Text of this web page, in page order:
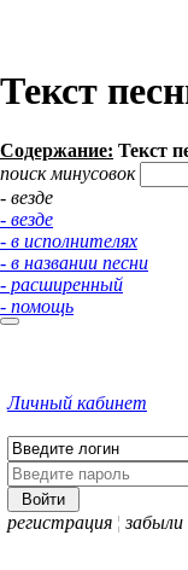
Текст
Содержание: Текст
поиск минусовок
- везде
- везде
- в исполнителях
- в названии песни
- расширенный
- помощь
Личный кабинет
регистрация ¦ забыли